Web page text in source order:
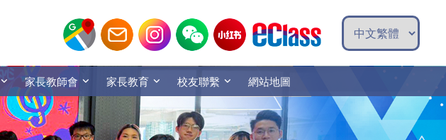
家長教師會 家長教育 校友聯繫 網站地圖